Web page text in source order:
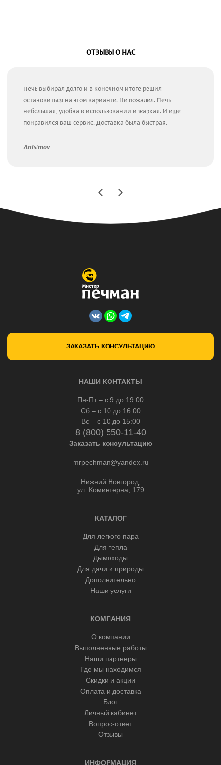
ОТЗЫВЫ О НАС
Печь выбирал долго и в конечном итоге решил
остановиться на этом варианте. Не пожалел. Печь
небольшая, удобна в использовании и жаркая. И еще
понравился ваш сервис. Доставка была быстрая.
Anisimov
ЗАКАЗАТЬ КОНСУЛЬТАЦИЮ
НАШИ КОНТАКТЫ
Пн-Пт – с 9 до 19:00
Сб – с 10 до 16:00
Вс – с 10 до 15:00
8 (800) 550-11-40
Заказать консультацию
mrpechman@yandex.ru
Нижний Новгород,
ул. Коминтерна, 179
КАТАЛОГ
Для легкого пара
Для тепла
Дымоходы
Для дачи и природы
Дополнительно
Наши услуги
КОМПАНИЯ
О компании
Выполненные работы
Наши партнеры
Где мы находимся
Скидки и акции
Оплата и доставка
Блог
Личный кабинет
Вопрос-ответ
Отзывы
ИНФОРМАЦИЯ